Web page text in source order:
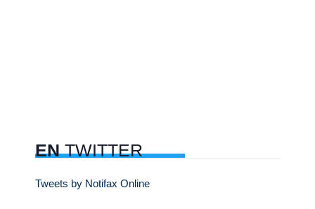
ENTWITTER
Tweets by Notifax Online